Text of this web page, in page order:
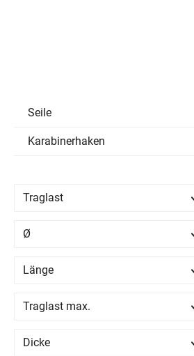
Seile
Karabinerhaken
Traglast
Ø
Länge
Traglast max.
Dicke